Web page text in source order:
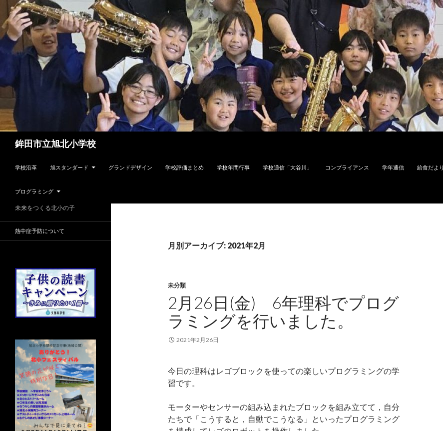
鉾田市立旭北小学校
学校沿革
旭スタンダード グランドデザイン 学校評価まとめ 学校年間行事 学校通信「大谷川」 コンプライアンス 学年通信 給食だより
プログラミング
月別アーカイブ: 2021年2月
未分類
2月26日(金) 6年理科でプログ
ラミングを行いました。
2021年2月26日
今日の理科はレゴブロックを使っての楽しいプログラミングの学
習です。
モーターやセンサーの組み込まれたブロックを組み立てて，自分
たちで「こうすると，自動でこうなる」といったプログラミング
未来をつくる北小の子
熱中症予防について